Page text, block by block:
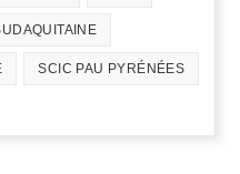
SCIC PAU PYRÉNÉES